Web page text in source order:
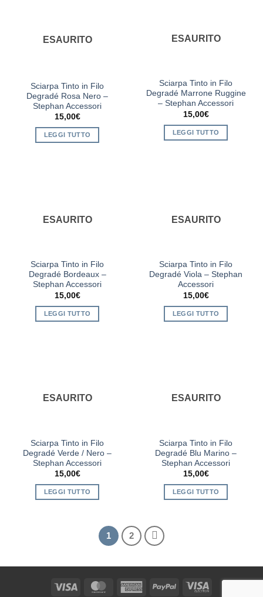
ESAURITO
Sciarpa Tinto in Filo
Degradé Rosa Nero –
Stephan Accessori
15,00€
LEGGI TUTTO
ESAURITO
Sciarpa Tinto in Filo
Degradé Marrone Ruggine
– Stephan Accessori
15,00€
LEGGI TUTTO
ESAURITO
Sciarpa Tinto in Filo
Degradé Bordeaux –
Stephan Accessori
15,00€
LEGGI TUTTO
ESAURITO
Sciarpa Tinto in Filo
Degradé Viola – Stephan
Accessori
15,00€
LEGGI TUTTO
ESAURITO
Sciarpa Tinto in Filo
Degradé Verde / Nero –
Stephan Accessori
15,00€
LEGGI TUTTO
ESAURITO
Sciarpa Tinto in Filo
Degradé Blu Marino –
Stephan Accessori
15,00€
LEGGI TUTTO
1 2
Visa MasterCardAmericanPayPal
Visa